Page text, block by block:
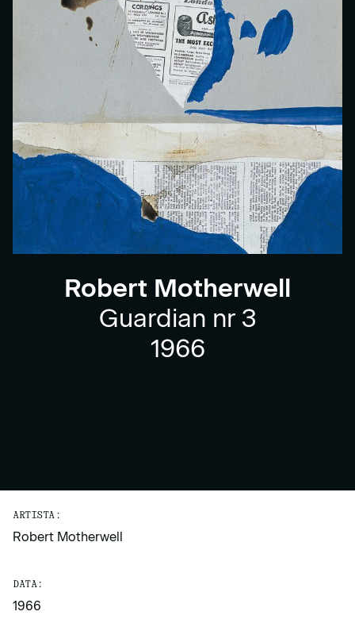
Robert Motherwell
Guardian nr 3
1966
ARTISTA:
Robert Motherwell
DATA:
1966